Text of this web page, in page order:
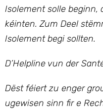
Isolement solle
kéinten. Zum Deel
Isolement begi sollten.
D’Helpline vun der
Dëst féiert zu enger
ugewisen sinn fir e